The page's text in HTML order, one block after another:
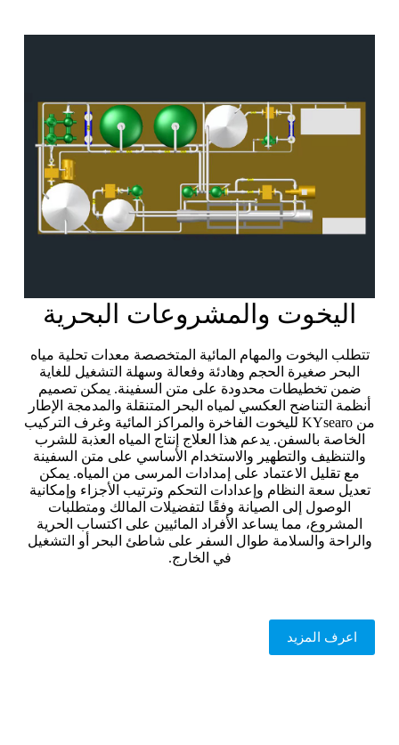
اليخوت والمشروعات البحرية
تتطلب اليخوت والمهام المائية المتخصصة معدات تحلية مياه
البحر صغيرة الحجم وهادئة وفعالة وسهلة التشغيل للغاية
ضمن تخطيطات محدودة على متن السفينة. يمكن تصميم
أنظمة التناضح العكسي لمياه البحر المتنقلة والمدمجة الإطار
من KYsearo لليخوت الفاخرة والمراكز المائية وغرف التركيب
الخاصة بالسفن. يدعم هذا العلاج إنتاج المياه العذبة للشرب
والتنظيف والتطهير والاستخدام الأساسي على متن السفينة
مع تقليل الاعتماد على إمدادات المرسى من المياه. يمكن
تعديل سعة النظام وإعدادات التحكم وترتيب الأجزاء وإمكانية
الوصول إلى الصيانة وفقًا لتفضيلات المالك ومتطلبات
المشروع، مما يساعد الأفراد المائيين على اكتساب الحرية
والراحة والسلامة طوال السفر على شاطئ البحر أو التشغيل
في الخارج.
اعرف المزيد